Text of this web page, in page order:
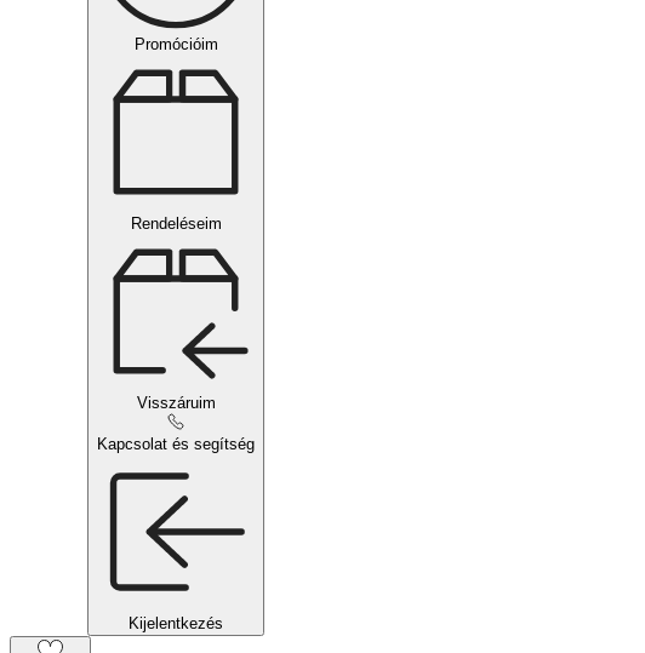
Promócióim
Rendeléseim
Visszáruim
Kapcsolat és segítség
Kijelentkezés